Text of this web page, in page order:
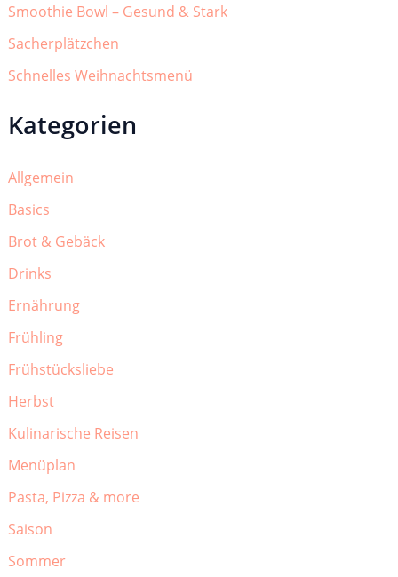
Smoothie Bowl – Gesund & Stark
Sacherplätzchen
Schnelles Weihnachtsmenü
Kategorien
Allgemein
Basics
Brot & Gebäck
Drinks
Ernährung
Frühling
Frühstücksliebe
Herbst
Kulinarische Reisen
Menüplan
Pasta, Pizza & more
Saison
Sommer